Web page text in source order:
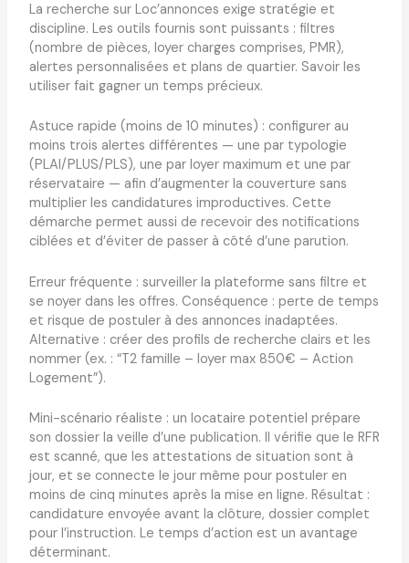
La recherche sur Loc’annonces exige stratégie et
discipline. Les outils fournis sont puissants : filtres
(nombre de pièces, loyer charges comprises, PMR),
alertes personnalisées et plans de quartier. Savoir les
utiliser fait gagner un temps précieux.
Astuce rapide (moins de 10 minutes) : configurer au
moins trois alertes différentes — une par typologie
(PLAI/PLUS/PLS), une par loyer maximum et une par
réservataire — afin d’augmenter la couverture sans
multiplier les candidatures improductives. Cette
démarche permet aussi de recevoir des notifications
ciblées et d’éviter de passer à côté d’une parution.
Erreur fréquente : surveiller la plateforme sans filtre et
se noyer dans les offres. Conséquence : perte de temps
et risque de postuler à des annonces inadaptées.
Alternative : créer des profils de recherche clairs et les
nommer (ex. : “T2 famille – loyer max 850€ – Action
Logement”).
Mini-scénario réaliste : un locataire potentiel prépare
son dossier la veille d’une publication. Il vérifie que le RFR
est scanné, que les attestations de situation sont à
jour, et se connecte le jour même pour postuler en
moins de cinq minutes après la mise en ligne. Résultat :
candidature envoyée avant la clôture, dossier complet
pour l’instruction. Le temps d’action est un avantage
déterminant.